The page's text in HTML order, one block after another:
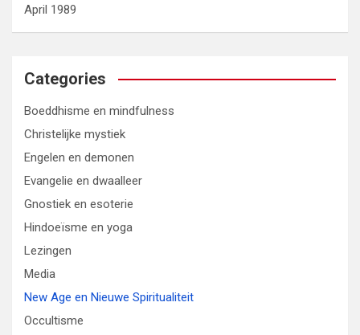
April 1989
Categories
Boeddhisme en mindfulness
Christelijke mystiek
Engelen en demonen
Evangelie en dwaalleer
Gnostiek en esoterie
Hindoeïsme en yoga
Lezingen
Media
New Age en Nieuwe Spiritualiteit
Occultisme